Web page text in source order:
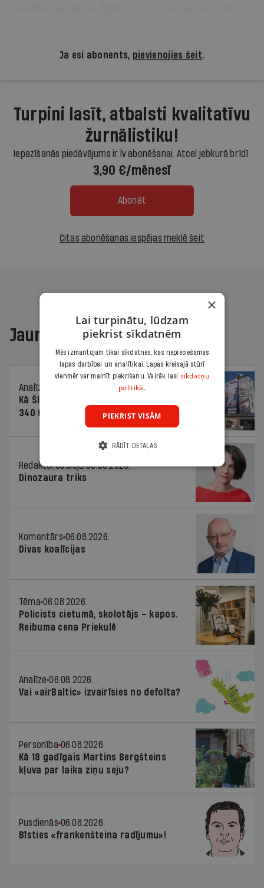
Ja esi abonents, pievienojies šeit.
Turpini lasīt, atbalsti kvalitatīvu
žurnālistiku!
Iepazīšanās piedāvājums ir.lv abonēšanai. Atcel jebkurā brīdī.
3,90 €/mēnesī
Abonēt
Citas abonēšanas iespējas meklē šeit
Jaunākajā žurnālā
Analīze
Kā Šlesera partija palika nesodīta par
340 000 vērtu reklāmas kampaņu
Redaktores sleja 06.08.2026.
Dinozaura triks
Komentārs 06.08.2026.
Divas koalīcijas
Tēma 06.08.2026.
Policists cietumā, skolotājs – kapos.
Reibuma cena Priekulē
Analīze 06.08.2026.
Vai «airBaltic» izvairīsies no defolta?
Personība 06.08.2026.
Kā 18 gadīgais Martins Bergšteins
kļuva par laika ziņu seju?
Pusdienās 06.08.2026.
Bīsties «frankenšteina radījumu»!
×
Lai turpinātu, lūdzam
piekrist sīkdatnēm
Mēs izmantojam tikai sīkdatnes, kas nepieciešamas
lapas darbībai un analītikai. Lapas kreisajā stūrī
vienmēr var mainīt piekrišanu. Vairāk lasi sīkdatņu
politikā.
PIEKRIST VISĀM
RĀDĪT DETAĻAS